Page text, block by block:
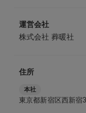
運営会社
株式会社 葬暖社
住所
本社
東京都新宿区西新宿